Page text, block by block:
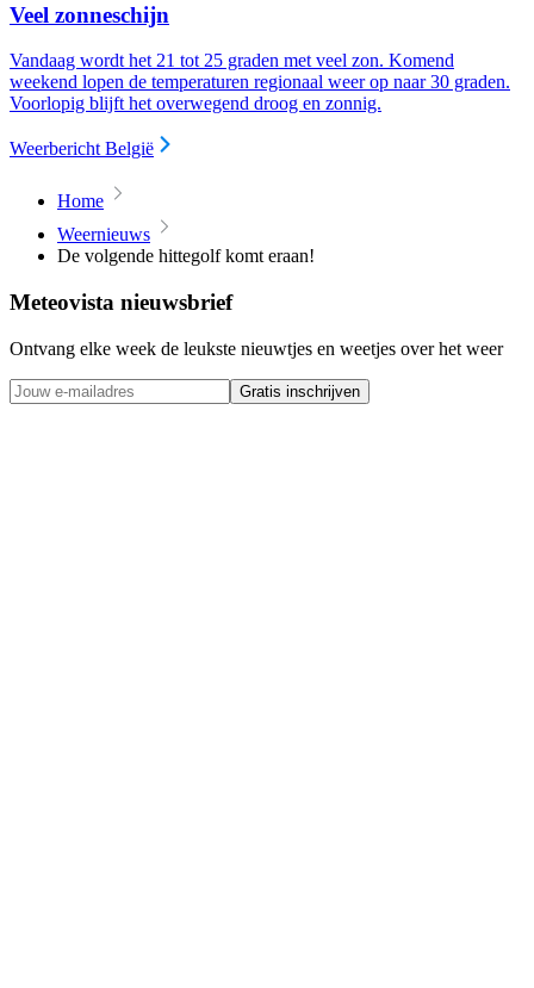
Veel zonneschijn
Vandaag wordt het 21 tot 25 graden met veel zon. Komend
weekend lopen de temperaturen regionaal weer op naar 30 graden.
Voorlopig blijft het overwegend droog en zonnig.
Weerbericht België
Home
Weernieuws
De volgende hittegolf komt eraan!
Meteovista nieuwsbrief
Ontvang elke week de leukste nieuwtjes en weetjes over het weer
Gratis inschrijven